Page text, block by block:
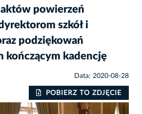
powierzeń
szkół i
podziękowań
kończącym kadencję
Data: 2020-08-28
POBIERZ TO ZDJĘCIE